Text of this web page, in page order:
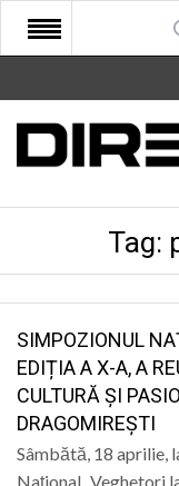
START
COMUNITATE
CULTURA
SANATATE
SPORT
SPECIAL
POLITIC
Tag:
SIMPOZIONUL
EDIȚIA A X-A, A
CULTURĂ ȘI
DRAGOMIREȘTI
Sâmbătă, 18 aprilie,
Național „Veghetori